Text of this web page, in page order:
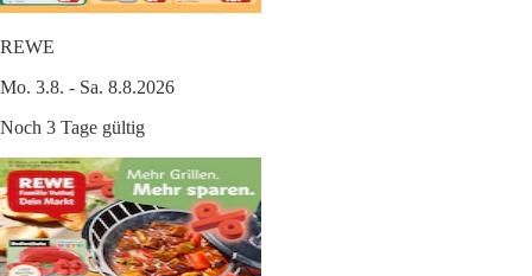
REWE
Mo. 3.8. - Sa. 8.8.2026
Noch 3 Tage gültig